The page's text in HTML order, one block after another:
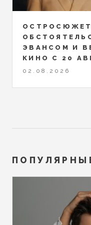
ЭВАНСОМ И
КИНО С 20
02.08.2026